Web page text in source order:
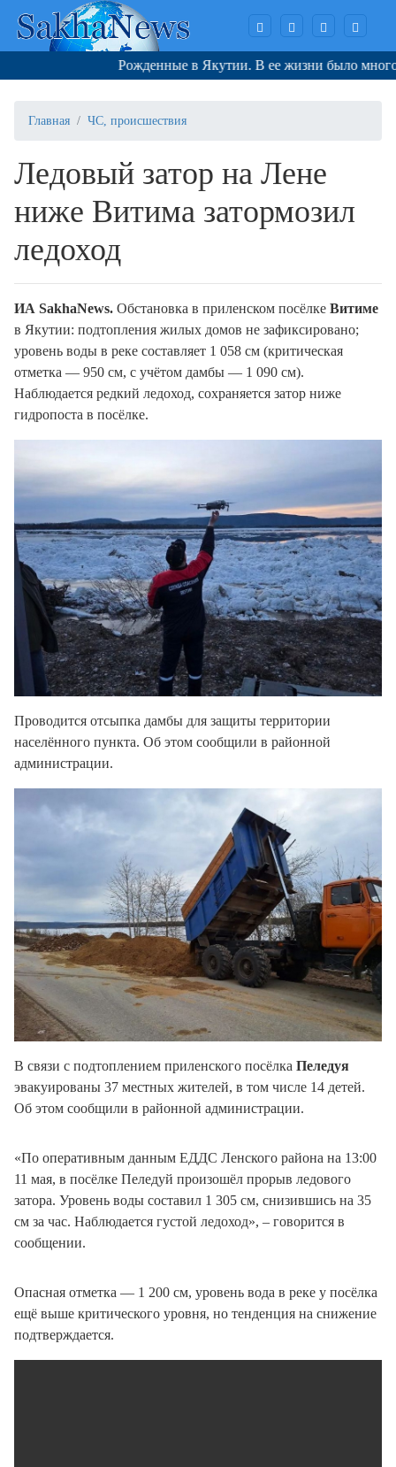
Рожденные в Якутии. В ее жизни было много
Главная ЧС, происшествия
Ледовый затор на Лене
ниже Витима затормозил
ледоход
ИA SakhaNews. Обстановка в приленском посёлке Витиме
в Якутии: подтопления жилых домов не зафиксировано;
уровень воды в реке составляет 1 058 см (критическая
отметка — 950 см, с учётом дамбы — 1 090 см).
Наблюдается редкий ледоход, сохраняется затор ниже
гидропоста в посёлке.
Проводится отсыпка дамбы для защиты территории
населённого пункта. Об этом сообщили в районной
администрации.
В связи с подтоплением приленского посёлка Пеледуя
эвакуированы 37 местных жителей, в том числе 14 детей.
Об этом сообщили в районной администрации.
«По оперативным данным ЕДДС Ленского района на 13:00
11 мая, в посёлке Пеледуй произошёл прорыв ледового
затора. Уровень воды составил 1 305 см, снизившись на 35
см за час. Наблюдается густой ледоход», – говорится в
сообщении.
Опасная отметка — 1 200 см, уровень вода в реке у посёлка
ещё выше критического уровня, но тенденция на снижение
подтверждается.